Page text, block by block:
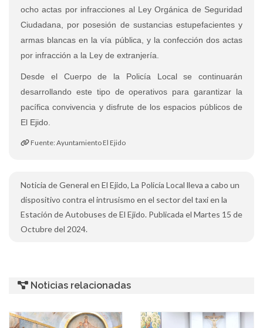
ocho actas por infracciones al Ley Orgánica de Seguridad
Ciudadana, por posesión de sustancias estupefacientes y
armas blancas en la vía pública, y la confección dos actas
por infracción a la Ley de extranjería.
Desde el Cuerpo de la Policía Local se continuarán
desarrollando este tipo de operativos para garantizar la
pacífica convivencia y disfrute de los espacios públicos de
El Ejido.
Fuente: Ayuntamiento El Ejido
Noticia de General en El Ejido, La Policía Local lleva a cabo un
dispositivo contra el intrusismo en el sector del taxi en la
Estación de Autobuses de El Ejido. Publicada el Martes 15 de
Octubre del 2024.
Noticias relacionadas